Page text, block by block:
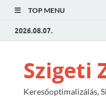
TOP MENU
2026.08.07.
Szigeti
Keresőoptimalizálás,